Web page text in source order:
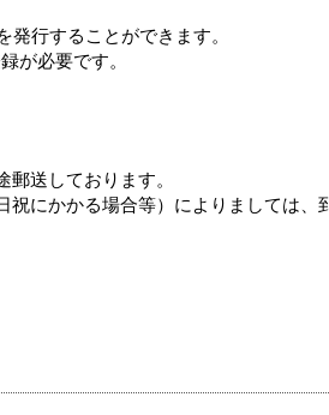
行することができます。
が必要です。
送しております。
にかかる場合等）によりましては、